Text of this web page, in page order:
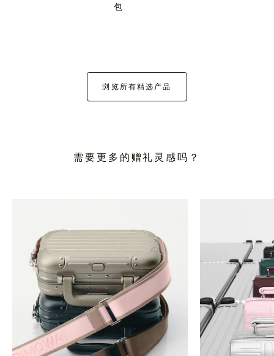
包
浏览所有精选产品
需要更多的赠礼灵感吗？